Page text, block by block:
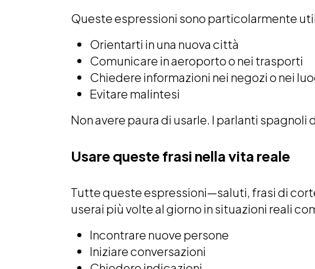
Queste espressioni sono particolarmente
Orientarti in una nuova città
Comunicare in aeroporto o nei trasporti
Chiedere informazioni nei negozi o nei
Evitare malintesi
Non avere paura di usarle. I parlanti
Usare queste frasi nella vita reale
Tutte queste espressioni—saluti, frasi di
userai più volte al giorno in situazioni reali
Incontrare nuove persone
Iniziare conversazioni